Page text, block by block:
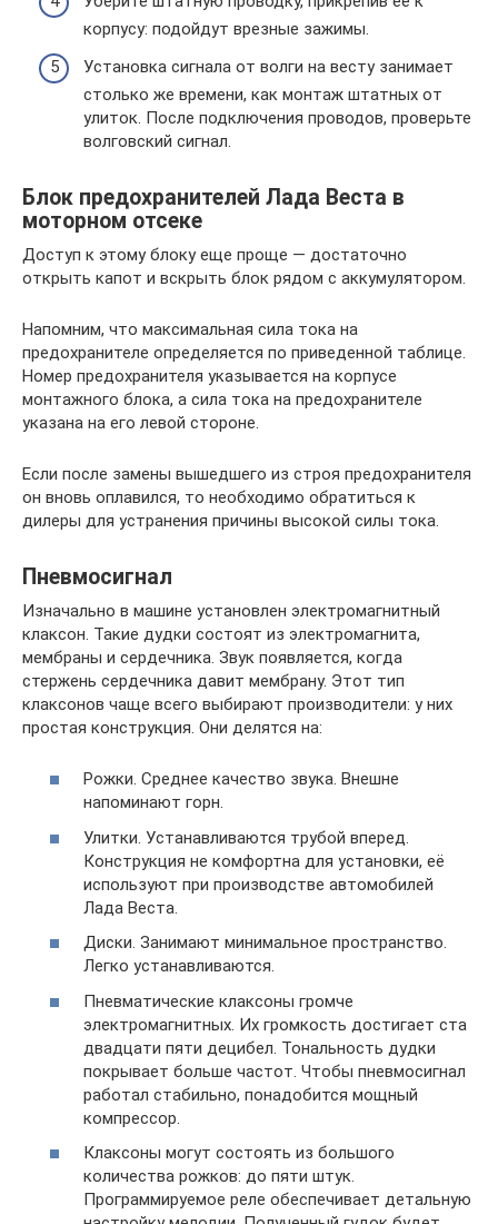
корпусу: подойдут врезные зажимы.
Установка сигнала от волги на весту занимает
столько же времени, как монтаж штатных от
улиток. После подключения проводов, проверьте
волговский сигнал.
Блок предохранителей Лада Веста в
моторном отсеке
Доступ к этому блоку еще проще — достаточно
открыть капот и вскрыть блок рядом с аккумулятором.
Напомним, что максимальная сила тока на
предохранителе определяется по приведенной таблице.
Номер предохранителя указывается на корпусе
монтажного блока, а сила тока на предохранителе
указана на его левой стороне.
Если после замены вышедшего из строя предохранителя
он вновь оплавился, то необходимо обратиться к
дилеры для устранения причины высокой силы тока.
Пневмосигнал
Изначально в машине установлен электромагнитный
клаксон. Такие дудки состоят из электромагнита,
мембраны и сердечника. Звук появляется, когда
стержень сердечника давит мембрану. Этот тип
клаксонов чаще всего выбирают производители: у них
простая конструкция. Они делятся на:
Рожки. Среднее качество звука. Внешне
напоминают горн.
Улитки. Устанавливаются трубой вперед.
Конструкция не комфортна для установки, её
используют при производстве автомобилей
Лада Веста.
Диски. Занимают минимальное пространство.
Легко устанавливаются.
Пневматические клаксоны громче
электромагнитных. Их громкость достигает ста
двадцати пяти децибел. Тональность дудки
покрывает больше частот. Чтобы пневмосигнал
работал стабильно, понадобится мощный
компрессор.
Клаксоны могут состоять из большого
количества рожков: до пяти штук.
Программируемое реле обеспечивает детальную